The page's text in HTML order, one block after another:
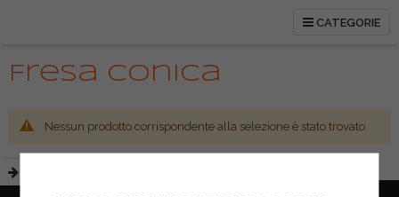
CATEGORIE
Fresa conica
Nessun prodotto corrispondente alla selezione è stato trovato.